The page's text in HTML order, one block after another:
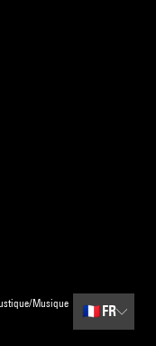
Musique
🇫🇷 FR